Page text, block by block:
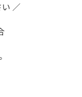
／